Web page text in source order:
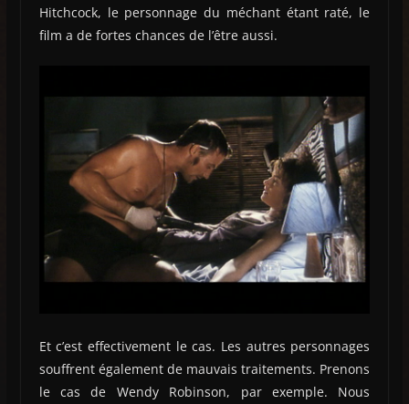
Hitchcock, le personnage du méchant étant raté, le
film a de fortes chances de l’être aussi.
Et c’est effectivement le cas. Les autres personnages
souffrent également de mauvais traitements. Prenons
le cas de Wendy Robinson, par exemple. Nous